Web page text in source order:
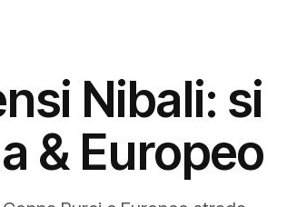
Nibali: si
& Europeo